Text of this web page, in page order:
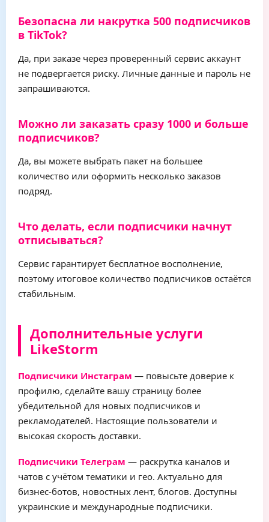
Безопасна ли накрутка 500 подписчиков
в TikTok?
Да, при заказе через проверенный сервис аккаунт
не подвергается риску. Личные данные и пароль не
запрашиваются.
Можно ли заказать сразу 1000 и больше
подписчиков?
Да, вы можете выбрать пакет на большее
количество или оформить несколько заказов
подряд.
Что делать, если подписчики начнут
отписываться?
Сервис гарантирует бесплатное восполнение,
поэтому итоговое количество подписчиков остаётся
стабильным.
Дополнительные услуги
LikeStorm
Подписчики Инстаграм — повысьте доверие к
профилю, сделайте вашу страницу более
убедительной для новых подписчиков и
рекламодателей. Настоящие пользователи и
высокая скорость доставки.
Подписчики Телеграм — раскрутка каналов и
чатов с учётом тематики и гео. Актуально для
бизнес-ботов, новостных лент, блогов. Доступны
украинские и международные подписчики.